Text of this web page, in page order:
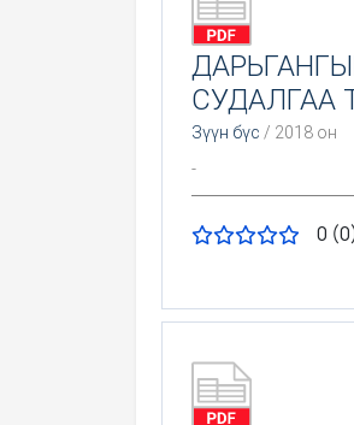
СУДАЛГАА
Зүүн бүс / 2018 он
-
0